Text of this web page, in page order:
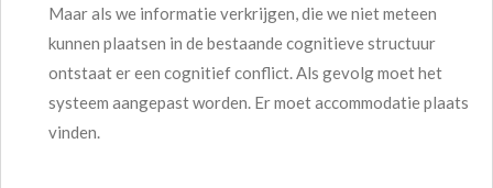
Maar als we informatie verkrijgen, die we niet meteen
kunnen plaatsen in de bestaande cognitieve structuur
ontstaat er een cognitief conflict. Als gevolg moet het
systeem aangepast worden. Er moet accommodatie plaats
vinden.